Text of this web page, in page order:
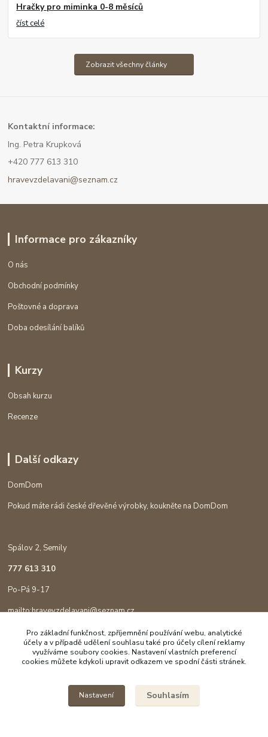
Hračky pro miminka 0-8 měsíců
číst celé
Zobrazit všechny články
Kontaktní informace:
Ing. Petra Krupková
+420 777 613 310
hravevzdelavani@seznam.cz
Informace pro zákazníky
O nás
Obchodní podmínky
Poštovné a doprava
Doba odesílání balíků
Kurzy
Obsah kurzu
Recenze
Další odkazy
DomDom
Pokud máte rádi české dřevěné výrobky, koukněte na DomDom
Spálov 2, Semily
777 613 310
Po-Pá 9-17
mailto:hravevzdelavani@seznam.cz
Pro základní funkčnost, zpříjemnění používání webu, analytické
účely a v případě udělení souhlasu také pro účely cílení reklamy
využíváme soubory cookies. Nastavení vlastních preferencí
cookies můžete kdykoli upravit odkazem ve spodní části stránek.
Nastavení Souhlasím